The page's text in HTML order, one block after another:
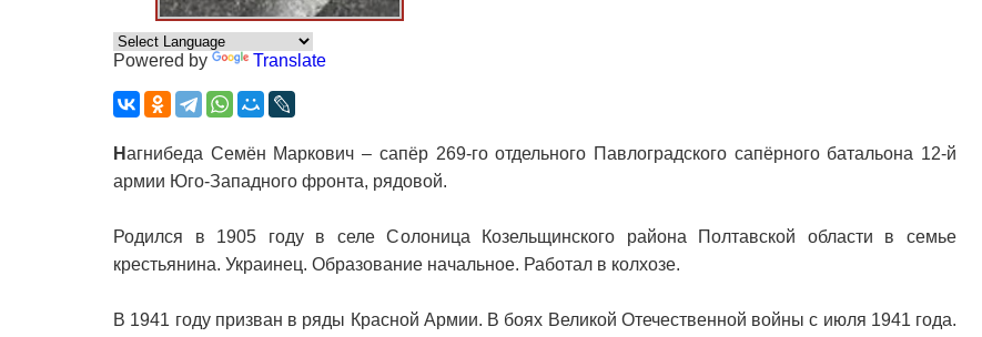
Powered by Translate
Нагнибеда Семён Маркович – сапёр 269-го отдельного Павлоградского сапёрного батальона 12-й
армии Юго-Западного фронта, рядовой.
Родился в 1905 году в селе Солоница Козельщинского района Полтавской области в семье
крестьянина. Украинец. Образование начальное. Работал в колхозе.
В 1941 году призван в ряды Красной Армии. В боях Великой Отечественной войны с июля 1941 года.